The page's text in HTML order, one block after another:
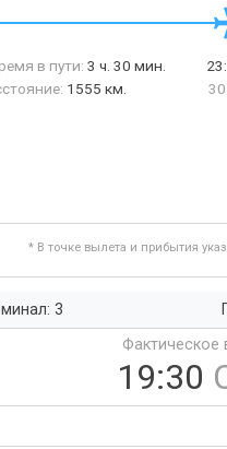
в пути: 3 ч. 30 мин.
1555 км.
* В точке вылета и прибытия
3
Фактическое
19:30